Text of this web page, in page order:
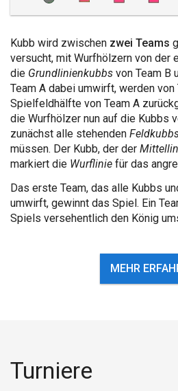
Kubb wird zwischen zwei Teams
versucht, mit Wurfhölzern von der
die Grundlinienkubbs von Team B
Team A dabei umwirft, werden von
Spielfeldhälfte von Team A
die Wurfhölzer nun auf die Kubbs
zunächst alle stehenden
müssen. Der Kubb, der der
markiert die Wurflinie für das
Das erste Team, das alle Kubbs
umwirft, gewinnt das Spiel. Ein
Spiels versehentlich den König
MEHR
Turniere